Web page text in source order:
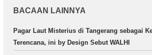
BACAAN LAINNYA
Pagar Laut Misterius di Tangerang sebagai
Terencana, ini by Design Sebut WALHI